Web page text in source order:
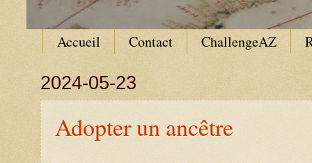
Accueil Contact ChallengeAZ
2024-05-23
Adopter un ancêtre